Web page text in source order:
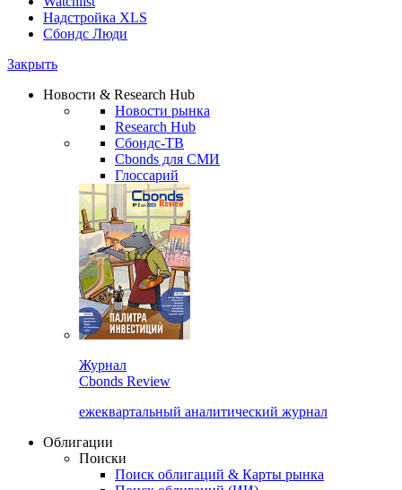
Золото
Крипто new
Watchlist
Сбондс Люди
Новости & Research Hub
Новости рынка
Research Hub
Сбондс-ТВ
Cbonds для СМИ
Глоссарий
Cbonds Review
ежеквартальный аналитический журнал